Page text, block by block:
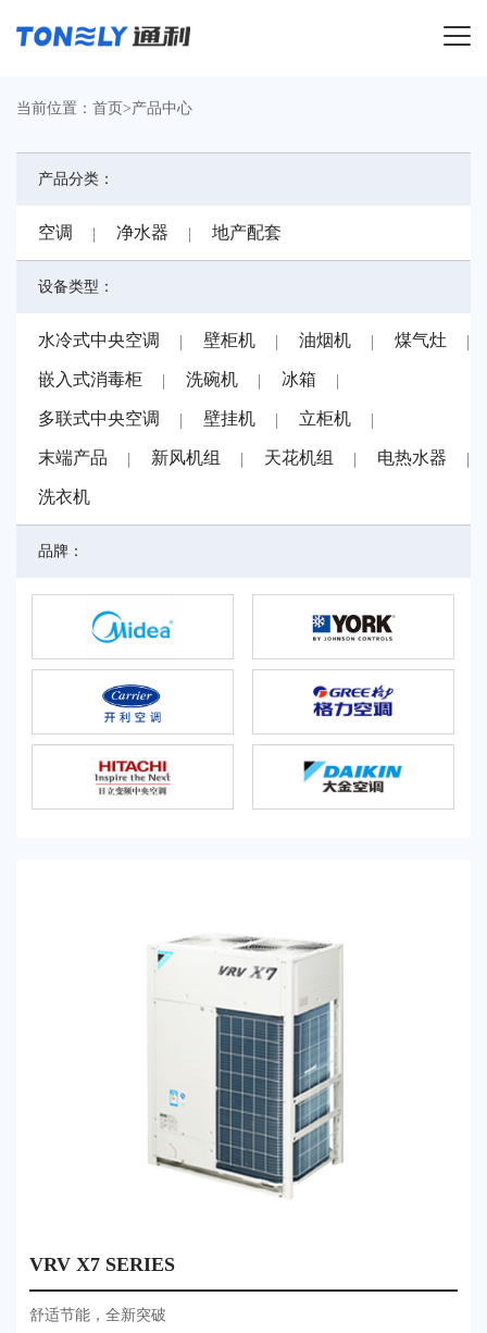
当前位置： 首页 >产品中心
产品分类：
空调 净水器 地产配套
设备类型：
水冷式中央空调 壁柜机 油烟机 煤气灶
嵌入式消毒柜 洗碗机 冰箱
多联式中央空调 壁挂机 立柜机
末端产品 新风机组 天花机组 电热水器
洗衣机
品牌：
VRV X7 SERIES
舒适节能，全新突破